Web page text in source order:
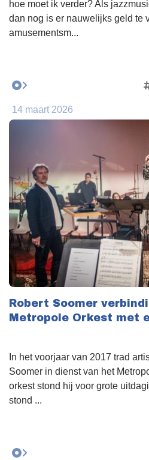
hoe moet ik verder? Als
dan nog is er nauwelijks geld te
amusementsm...
14 maart 2026
Robert Soomer
Metropole Orkest met
In het voorjaar van 2017 trad
Soomer in dienst van het
orkest stond hij voor grote
stond ...